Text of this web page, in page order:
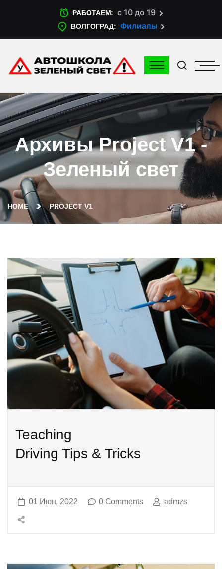
РАБОТАЕМ: с 10 до 19
ВОЛГОГРАД: Филиалы
Архивы Project V1 -
Зеленый свет
HOME PROJECT V1
Teaching
Driving Tips & Tricks
01 Июн, 2022 0 Comments admzs